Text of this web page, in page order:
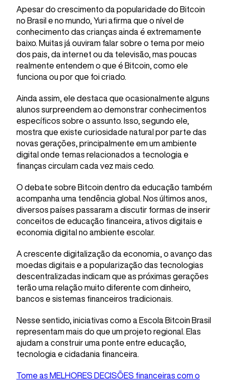
Apesar do crescimento da popularidade do Bitcoin
no Brasil e no mundo, Yuri afirma que o nível de
conhecimento das crianças ainda é extremamente
baixo. Muitas já ouviram falar sobre o tema por meio
dos pais, da internet ou da televisão, mas poucas
realmente entendem o que é Bitcoin, como ele
funciona ou por que foi criado.
Ainda assim, ele destaca que ocasionalmente alguns
alunos surpreendem ao demonstrar conhecimentos
específicos sobre o assunto. Isso, segundo ele,
mostra que existe curiosidade natural por parte das
novas gerações, principalmente em um ambiente
digital onde temas relacionados a tecnologia e
finanças circulam cada vez mais cedo.
O debate sobre Bitcoin dentro da educação também
acompanha uma tendência global. Nos últimos anos,
diversos países passaram a discutir formas de inserir
conceitos de educação financeira, ativos digitais e
economia digital no ambiente escolar.
A crescente digitalização da economia, o avanço das
moedas digitais e a popularização das tecnologias
descentralizadas indicam que as próximas gerações
terão uma relação muito diferente com dinheiro,
bancos e sistemas financeiros tradicionais.
Nesse sentido, iniciativas como a Escola Bitcoin Brasil
representam mais do que um projeto regional. Elas
ajudam a construir uma ponte entre educação,
tecnologia e cidadania financeira.
Tome as MELHORES DECISÕES financeiras com o